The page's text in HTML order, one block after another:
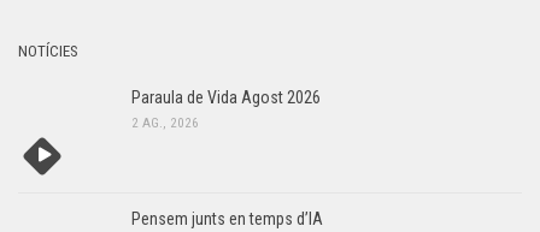
NOTÍCIES
Paraula de Vida Agost 2026
2 AG., 2026
Pensem junts en temps d’IA